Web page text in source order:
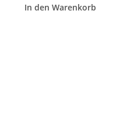
In den Warenkorb